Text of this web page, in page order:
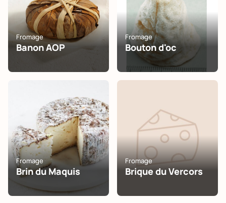
Fromage
Banon AOP
Fromage
Bouton d'oc
Fromage
Brin du Maquis
Fromage
Brique du Vercors